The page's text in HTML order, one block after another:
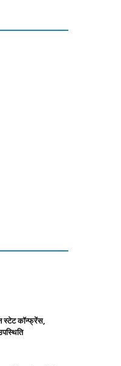
स्टेट कॉन्फ्रेंस,